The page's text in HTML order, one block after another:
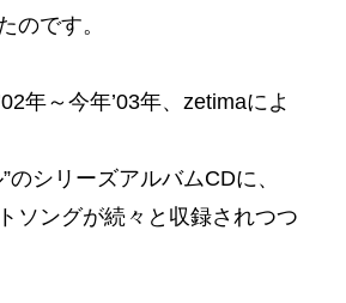
のです。
年～今年’03年、zetimaによ
のシリーズアルバムCDに、
ソングが続々と収録されつつ